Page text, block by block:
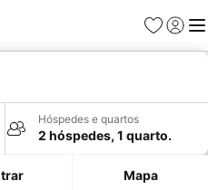
Favoritos
Iniciar
Hóspedes e quartos
2 hóspedes, 1 quarto.
Mapa